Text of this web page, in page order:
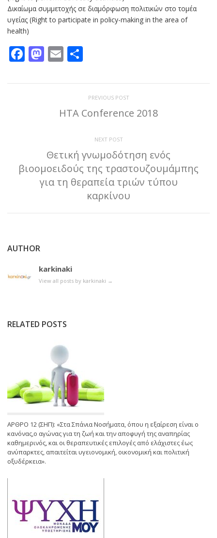
Δικαίωμα συμμετοχής σε διαμόρφωση πολιτικών στο τομέα
υγείας (Right to participate in policy-making in the area of
health)
Facebook
Mastodon
Email
PREVIOUS POST
HTA Conference 2018
NEXT POST
Θετική γνωμοδότηση ενός
βιοομοειδούς της τραστουζουμάμπης
για τη θεραπεία τριών τύπου
καρκίνου
AUTHOR
karkinaki
View all posts by karkinaki →
RELATED POSTS
ΑΡΘΡΟ 12 (ΣΗΠ): «Στα Σπάνια Νοσήματα, όπου η εξαίρεση είναι ο
κανόνας,ο αγώνας για τη ζωή και την αποφυγή της αναπηρίας
καθημερινός, και οι θεραπευτικές επιλογές από ελάχιστες έως
ανύπαρκτες, απαιτείται υγειονομική, οικονομική και πολιτική
οξυδέρκεια».